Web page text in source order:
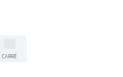
CARRÉ